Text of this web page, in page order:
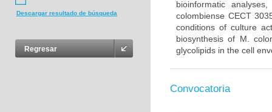
Descargar resultado de búsqueda
Regresar
bioinformatic
colombiense CECT
conditions of culture
biosynthesis of M.
glycolipids in the cell
Convocatoria